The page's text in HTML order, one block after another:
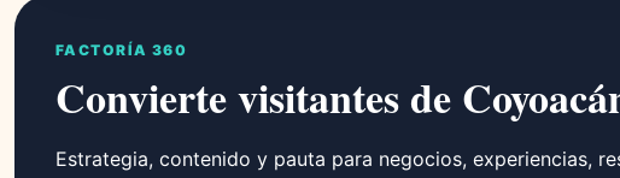
FACTORÍA 360
Convierte visitantes de
Estrategia, contenido y pauta para negocios, experiencias,